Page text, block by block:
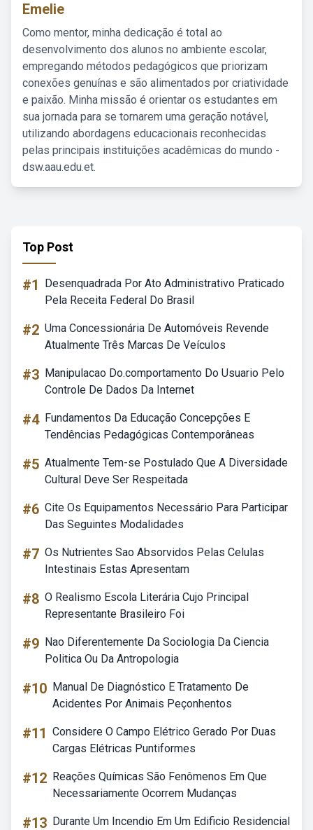
Emelie
Como mentor, minha dedicação é total ao
desenvolvimento dos alunos no ambiente escolar,
empregando métodos pedagógicos que priorizam
conexões genuínas e são alimentados por criatividade
e paixão. Minha missão é orientar os estudantes em
sua jornada para se tornarem uma geração notável,
utilizando abordagens educacionais reconhecidas
pelas principais instituições acadêmicas do mundo -
dsw.aau.edu.et.
Top Post
#1
Desenquadrada Por Ato Administrativo Praticado
Pela Receita Federal Do Brasil
#2 Uma Concessionária De Automóveis Revende
Atualmente Três Marcas De Veículos
#3 Manipulacao Do.comportamento Do Usuario Pelo
Controle De Dados Da Internet
#4 Fundamentos Da Educação Concepções E
Tendências Pedagógicas Contemporâneas
#5 Atualmente Tem-se Postulado Que A Diversidade
Cultural Deve Ser Respeitada
#6 Cite Os Equipamentos Necessário Para Participar
Das Seguintes Modalidades
#7 Os Nutrientes Sao Absorvidos Pelas Celulas
Intestinais Estas Apresentam
#8 O Realismo Escola Literária Cujo Principal
Representante Brasileiro Foi
#9 Nao Diferentemente Da Sociologia Da Ciencia
Politica Ou Da Antropologia
#10 Manual De Diagnóstico E Tratamento De
Acidentes Por Animais Peçonhentos
#11 Considere O Campo Elétrico Gerado Por Duas
Cargas Elétricas Puntiformes
#12 Reações Químicas São Fenômenos Em Que
Necessariamente Ocorrem Mudanças
#13 Durante Um Incendio Em Um Edificio Residencial